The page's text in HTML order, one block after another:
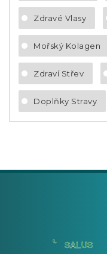
Zdravé Vlasy
Mořský Kolagen
Zdraví Střev
Doplňky Stravy